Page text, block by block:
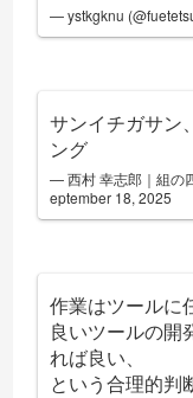
— ystkgknu
サンイチガサン
ング
— 西村 幸志郎｜組の
eptember 18, 2025
作業はツールに
良いツールの開
れば良い、
という合理的判